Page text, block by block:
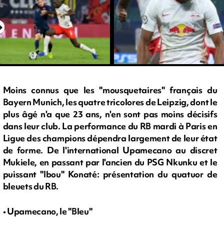
Moins connus que les "mousquetaires" français du
Bayern Munich, les quatre tricolores de Leipzig, dont le
plus âgé n'a que 23 ans, n'en sont pas moins décisifs
dans leur club. La performance du RB mardi à Paris en
Ligue des champions dépendra largement de leur état
de forme. De l'international Upamecano au discret
Mukiele, en passant par l'ancien du PSG Nkunku et le
puissant "Ibou" Konaté: présentation du quatuor de
bleuets du RB.
• Upamecano, le "Bleu"